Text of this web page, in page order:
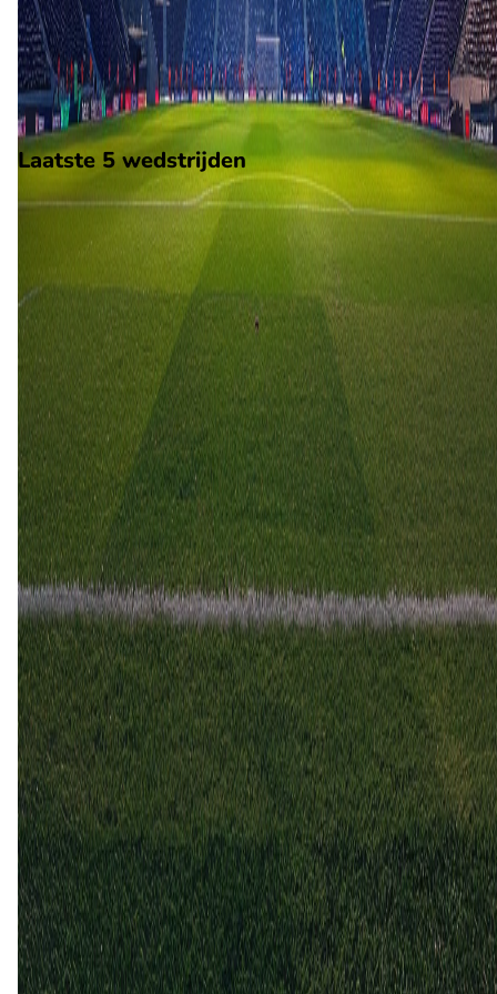
Op 8 augustus 2026 gaat Stoke City de strijd aan met Oldham
Athletic. De wedstrijd wordt afgetrapt om 14:00 en wordt
gespeeld in de EFL Cup.
Stadion: Bet365 Stadium
Scheidsrechter: Onbekend
Laatste 5 wedstrijden
Stoke City
Stoke City
Oldham Athletic
2
24 aug 2004
Oldham Athletic
Stoke City
2
6 apr
2002
Oldham Athletic
Stoke City
2 1
21 nov2001
Stoke City
Oldham Athletic
0
22 aug2001
Stoke City
Oldham Athletic
0 0
Stoke City (1) 20%
Gelijk (2) 40%
Oldham Athletic (2) 40%